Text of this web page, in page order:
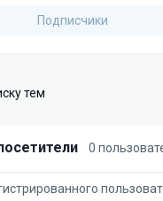
Подписчики
тем
0